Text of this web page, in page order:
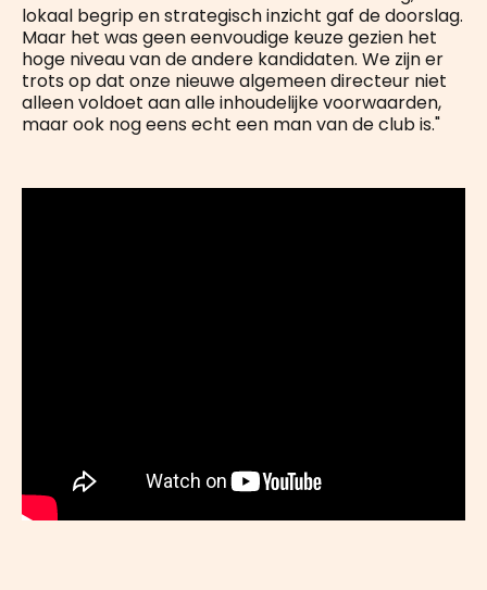
lokaal begrip en strategisch inzicht gaf de doorslag.
Maar het was geen eenvoudige keuze gezien het
hoge niveau van de andere kandidaten. We zijn er
trots op dat onze nieuwe algemeen directeur niet
alleen voldoet aan alle inhoudelijke voorwaarden,
maar ook nog eens echt een man van de club is."